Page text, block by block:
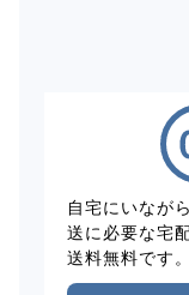
自宅にいなが
送に必要な宅
送料無料です。